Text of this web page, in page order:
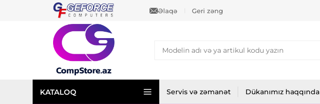
Əlaqə Geri zəng
KATALOQ Servis və zəmanət Dükanımız haqqında